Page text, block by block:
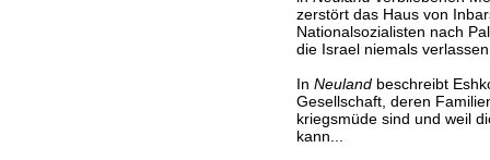
zerstört das Haus von
Nationalsozialisten nach
die Israel niemals
In Neulandbeschreibt
Gesellschaft, deren
kriegsmüde sind und weil
kann...